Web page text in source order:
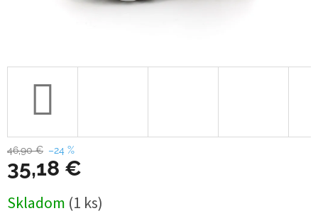
46,90 € –24 %
35,18 €
cena:
Skladom (1 ks)